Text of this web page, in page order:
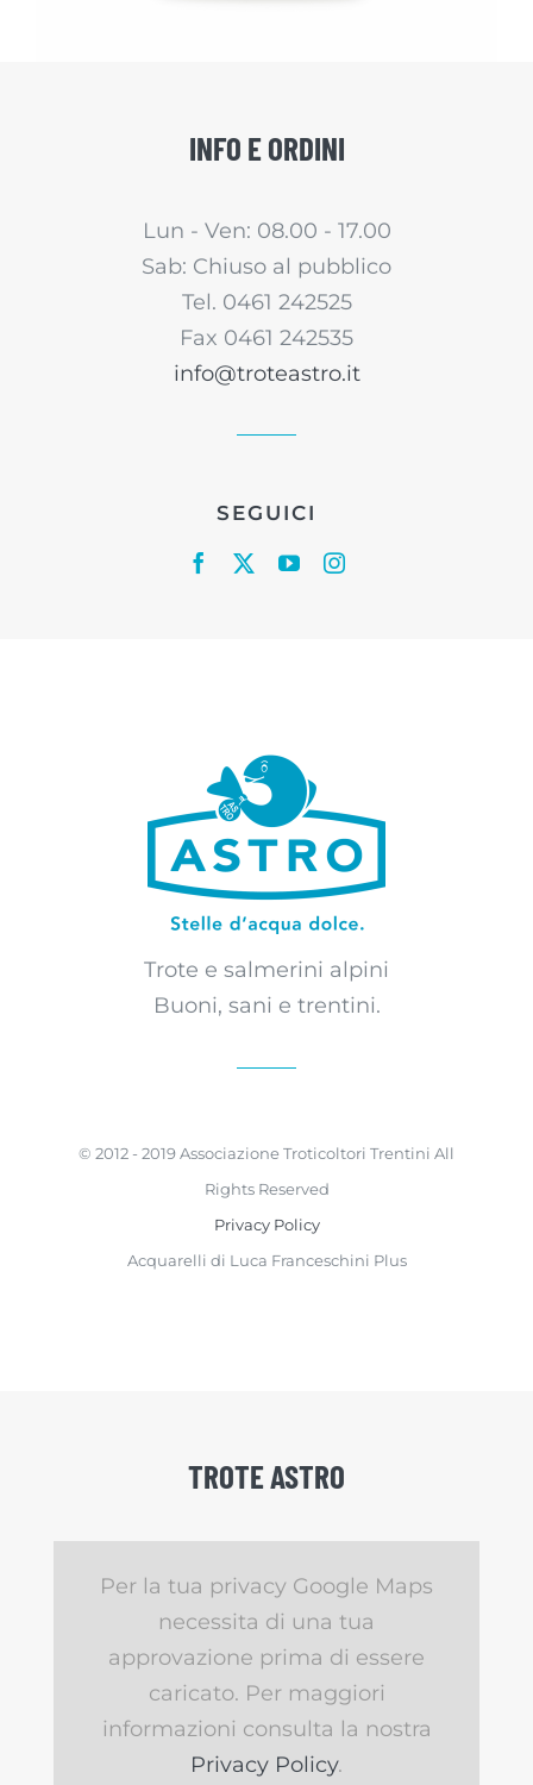
INFO E ORDINI
Lun - Ven: 08.00 - 17.00
Sab: Chiuso al pubblico
Tel. 0461 242525
Fax 0461 242535
info@troteastro.it
SEGUICI
Trote e salmerini alpini
Buoni, sani e trentini.
© 2012 - 2019 Associazione Troticoltori Trentini All
Rights Reserved
Privacy Policy
Acquarelli di Luca Franceschini Plus
TROTE ASTRO
Per la tua privacy Google Maps
necessita di una tua
approvazione prima di essere
caricato. Per maggiori
informazioni consulta la nostra
Privacy Policy.